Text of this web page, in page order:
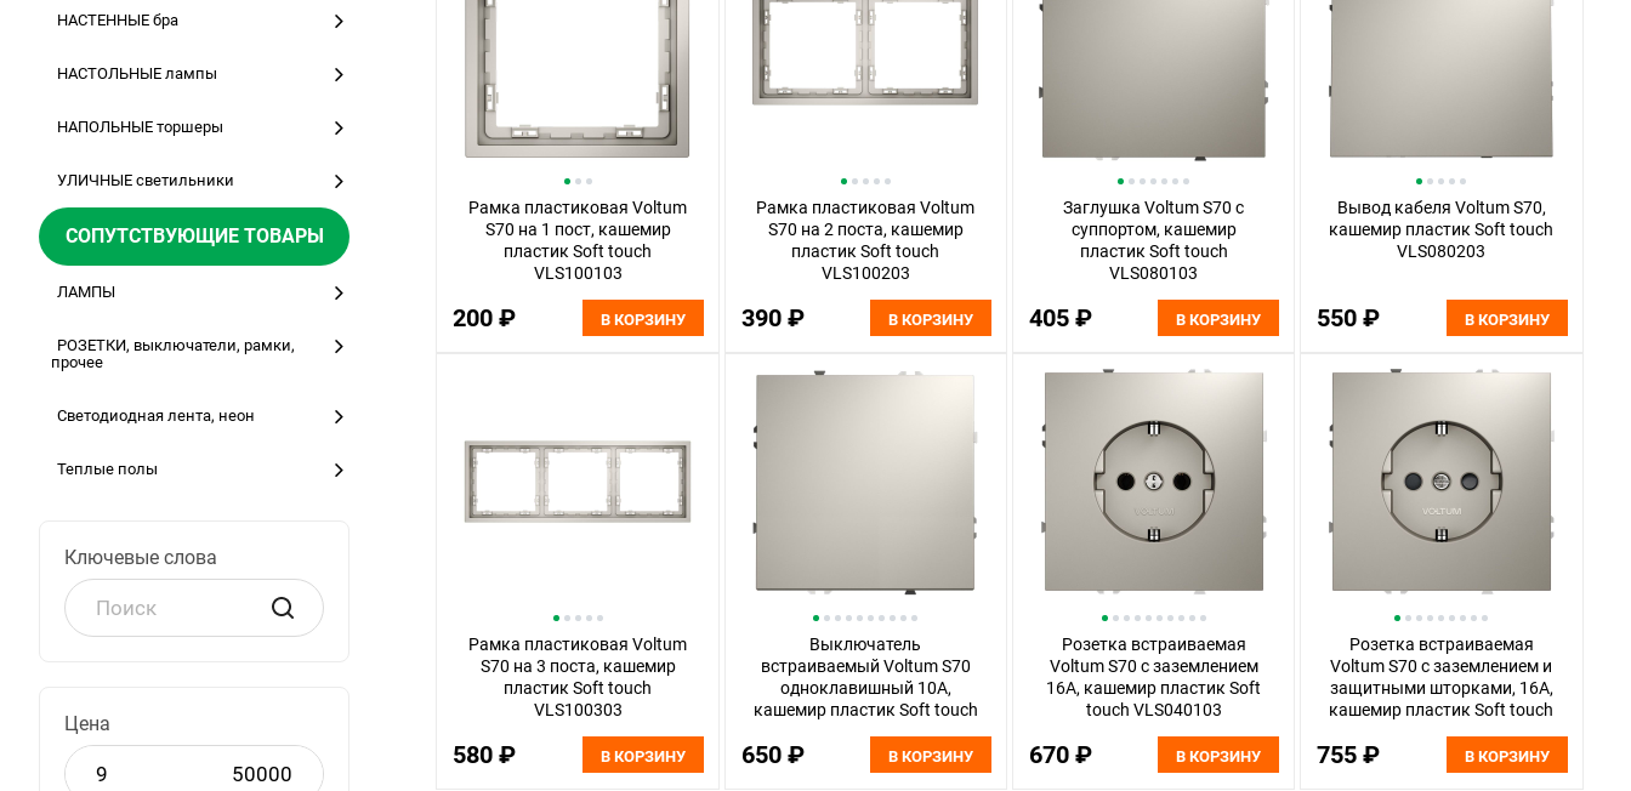
НАСТЕННЫЕ бра
НАСТОЛЬНЫЕ лампы
НАПОЛЬНЫЕ торшеры
УЛИЧНЫЕ светильники
СОПУТСТВУЮЩИЕ ТОВАРЫ
ЛАМПЫ
РОЗЕТКИ, выключатели, рамки,
прочее
Светодиодная лента, неон
Теплые полы
Ключевые слова
Цена
Рамка пластиковая Voltum
S70 на 1 пост, кашемир
пластик Soft touch
VLS100103
200 ₽ В КОРЗИНУ
Рамка пластиковая Voltum
S70 на 2 поста, кашемир
пластик Soft touch
VLS100203
390 ₽ В КОРЗИНУ
Заглушка Voltum S70 с
суппортом, кашемир
пластик Soft touch
VLS080103
405 ₽ В КОРЗИНУ
Вывод кабеля Voltum S70,
кашемир пластик Soft touch
VLS080203
550 ₽ В КОРЗИНУ
Рамка пластиковая Voltum
S70 на 3 поста, кашемир
пластик Soft touch
VLS100303
580 ₽ В КОРЗИНУ
Выключатель
встраиваемый Voltum S70
одноклавишный 10А,
кашемир пластик Soft touch
650 ₽ В КОРЗИНУ
Розетка встраиваемая
Voltum S70 с заземлением
16А, кашемир пластик Soft
touch VLS040103
670 ₽ В КОРЗИНУ
Розетка встраиваемая
Voltum S70 с заземлением и
защитными шторками, 16А,
кашемир пластик Soft touch
755 ₽ В КОРЗИНУ